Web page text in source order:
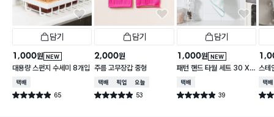
담기
NEW
1,000원
대용량 스펀지 수세미 8개입
택배배송
별점 4.9점 65
건 작성
담기
2,000원
주름 고무장갑 중형
택배배송매장픽업오늘배송
별점 4.9점 53
건 작성
담기
NEW
1,000원
패턴 핸드 타월 세트 30 X
30 cm 3개입
택배배송
별점 4.9점 39
건 작성
스테
택배
별점